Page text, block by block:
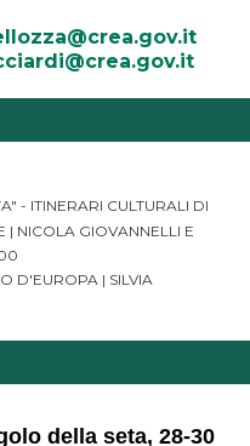
- ITINERARI CULTURALI DI
| NICOLA GIOVANNELLI E
D'EUROPA | SILVIA